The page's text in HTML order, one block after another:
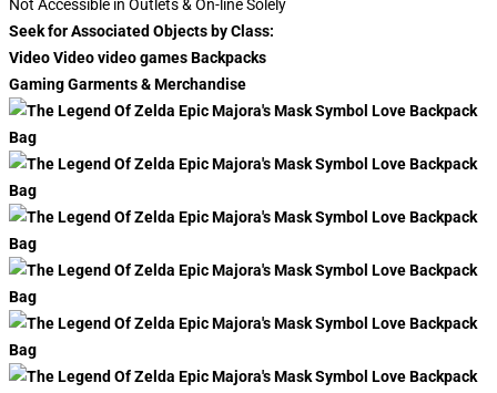
Not Accessible in Outlets & On-line Solely
Seek for Associated Objects by Class:
Video Video video games Backpacks
Gaming Garments & Merchandise